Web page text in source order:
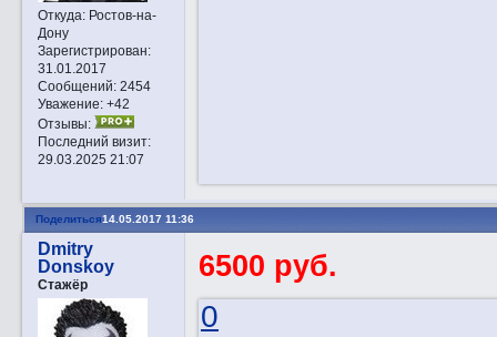
Откуда:Ростов-на-
Дону
Зарегистрирован:
31.01.2017
Сообщений:2454
Уважение: +42
Отзывы:
Последний визит:
29.03.2025 21:07
Поделиться14.05.2017 11:36
Dmitry
Donskoy
Стажёр
6500 руб.
0